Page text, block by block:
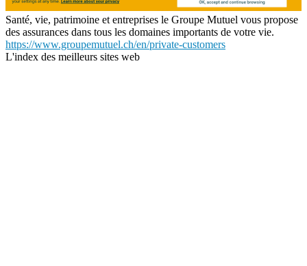
Santé, vie, patrimoine et entreprises le Groupe Mutuel vous propose
des assurances dans tous les domaines importants de votre vie.
https://www.groupemutuel.ch/en/private-customers
L'index des meilleurs sites web